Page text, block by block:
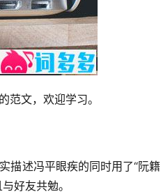
范文，欢迎学习。
描述冯平眼疾的同时用了“阮籍
好友共勉。